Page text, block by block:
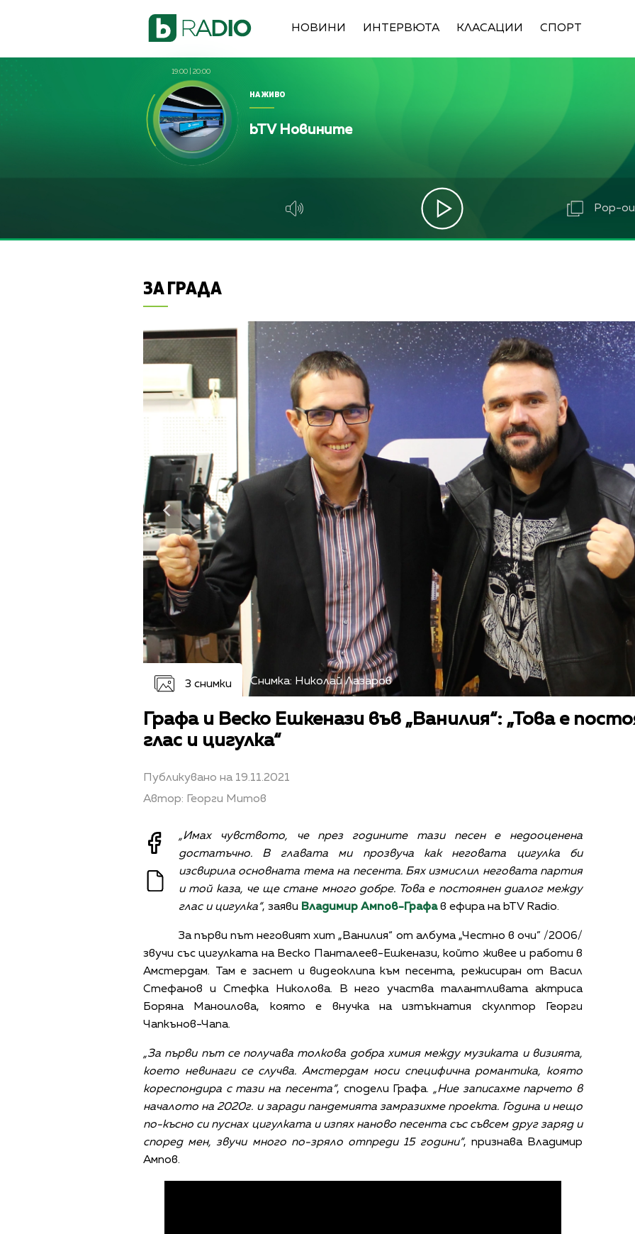
НОВИНИ ИНТЕРВЮТА КЛАСАЦИИ СПОРТ
19:00 20:00
НА ЖИВО
bTV Новините
Pop-
ЗА ГРАДА
Снимка: Николай Лазаров
3 снимки
Графа и Веско Ешкенази във „Ванилия“: „Това е
глас и цигулка“
Публикувано на 19.11.2021
Автор: Георги Митов
„Имах чувството, че през годините тази песен е недооценена
достатъчно. В главата ми прозвуча как неговата цигулка би
изсвирила основната тема на песента. Бях измислил неговата партия
и той каза, че ще стане много добре. Това е постоянен диалог между
глас и цигулка“, заяви Владимир Ампов-Графав ефира на bTV Radio.
За първи път неговият хит „Ванилия“ от албума „Честно в очи” /2006/
звучи със цигулката на Веско Панталеев-Ешкенази, който живее и работи в
Амстердам. Там е заснет и видеоклипа към песента, режисиран от Васил
Стефанов и Стефка Николова. В него участва талантливата актриса
Боряна Маноилова, която е внучка на изтъкнатия скулптор Георги
Чапкънов-Чапа.
„За първи път се получава толкова добра химия между музиката и визията,
което невинаги се случва. Амстердам носи специфична романтика, която
кореспондира с тази на песента“, сподели Графа. „Ние записахме парчето в
началото на 2020г. и заради пандемията замразихме проекта. Година и нещо
по-късно си пуснах цигулката и изпях наново песента със съвсем друг заряд и
според мен, звучи много по-зряло отпреди 15 години“, признава Владимир
Ампов.